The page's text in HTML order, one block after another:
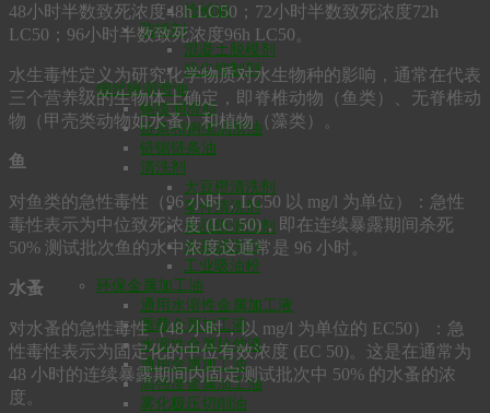
枪械油
防锈剂
混凝土脱模剂
粉尘抑制剂
钢丝绳润滑油
钢缆润滑脂
链条和钢缆润滑油
链锯链条油
清洗剂
大豆橙清洗剂
零件清洗剂
食品级清洗剂
水基清洗剂
工业吸油粉
环保金属加工油
通用水溶性金属加工液
重载金属加工液
水溶性金属拉伸液
通用金属加工油
高强度金属加工油
雾化极压切削油
48小时半数致死浓度48h LC50；72小时半数致死浓度72h
LC50；96小时半数致死浓度96h LC50。
水生毒性定义为研究化学物质对水生物种的影响，通常在代表
三个营养级的生物体上确定，即脊椎动物（鱼类）、无脊椎动
物（甲壳类动物如水蚤）和植物（藻类）。
鱼
对鱼类的急性毒性（96 小时，LC50 以 mg/l 为单位）：急性
毒性表示为中位致死浓度 (LC 50)，即在连续暴露期间杀死
50% 测试批次鱼的水中浓度这通常是 96 小时。
水蚤
对水蚤的急性毒性（48 小时，以 mg/l 为单位的 EC50）：急
性毒性表示为固定化的中位有效浓度 (EC 50)。这是在通常为
48 小时的连续暴露期间内固定测试批次中 50% 的水蚤的浓
度。